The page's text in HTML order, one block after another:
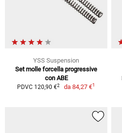
YSS Suspension
Set molle forcella progressive
con ABE
PDVC 120,90 €2 da84,27 €1